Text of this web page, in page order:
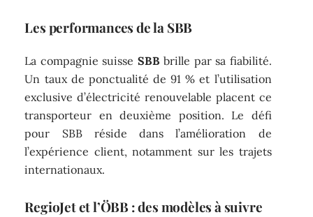
Les performances de la SBB
La compagnie suisse SBB brille par sa fiabilité.
Un taux de ponctualité de 91 % et l’utilisation
exclusive d’électricité renouvelable placent ce
transporteur en deuxième position. Le défi
pour SBB réside dans l’amélioration de
l’expérience client, notamment sur les trajets
internationaux.
RegioJet et l’ÖBB : des modèles à suivre